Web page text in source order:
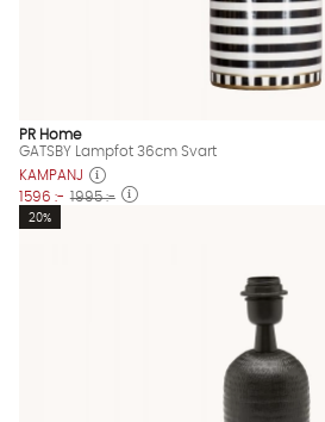
PR Home
GATSBY Lampfot 36cm Svart
KAMPANJ
1596 :- 1995 :-
20%